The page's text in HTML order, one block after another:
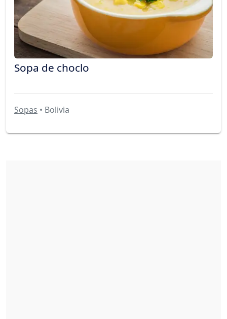
Sopa de choclo
Sopas • Bolivia